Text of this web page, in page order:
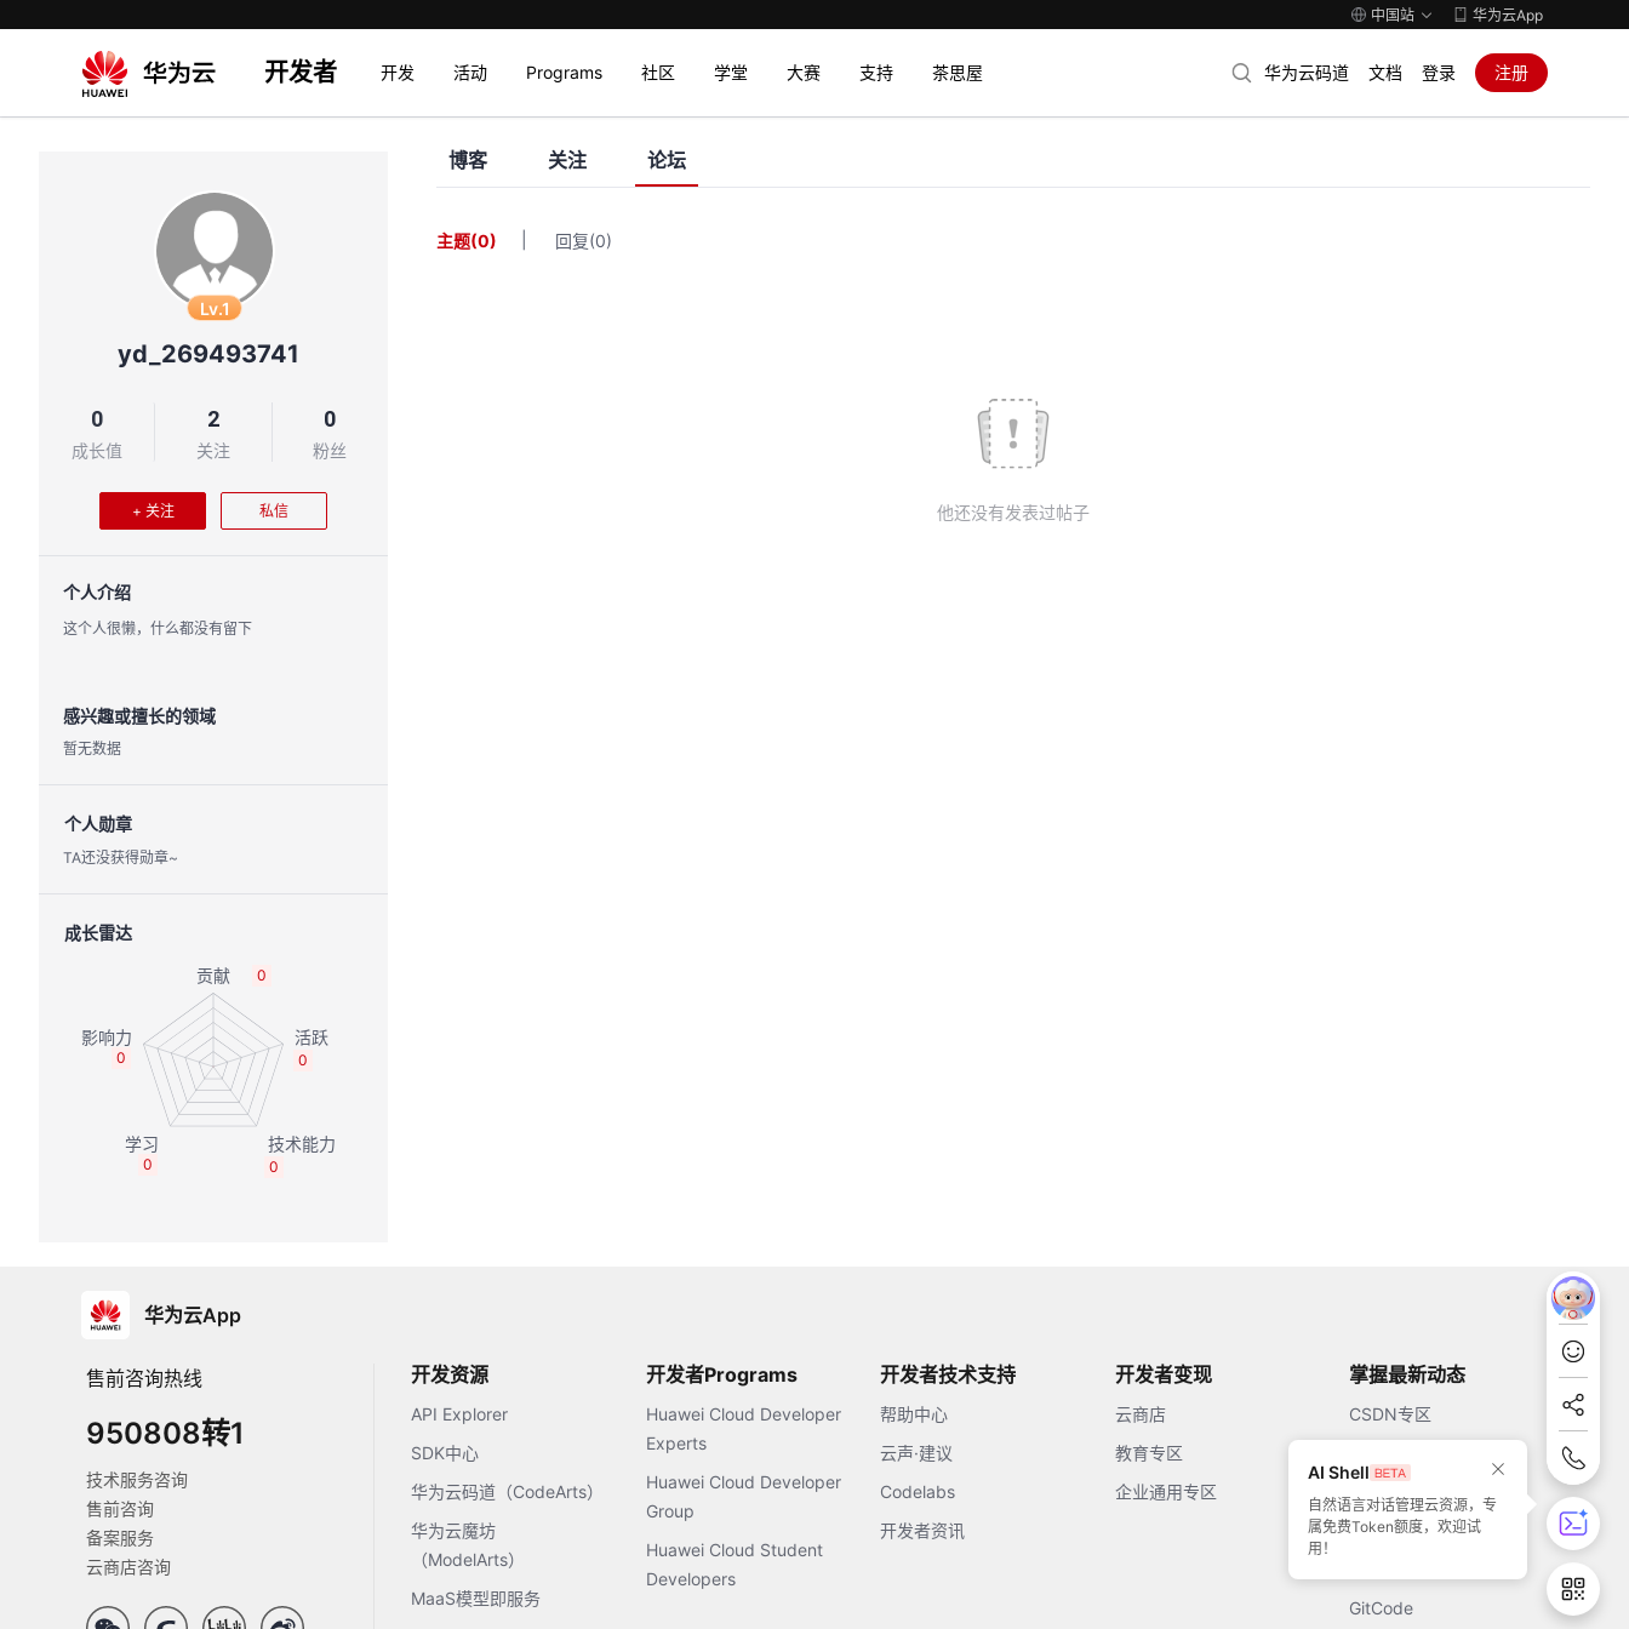
中国站 华为云App
开发者 开发 活动 Programs 社区 学堂 大赛 支持 茶思屋 华为云码道 文档 登录 注册
Lv.1
yd_269493741
0
成长值
2
关注
0
粉丝
+ 关注 私信
个人介绍
这个人很懒，什么都没有留下
感兴趣或擅长的领域
暂无数据
个人勋章
TA还没获得勋章~
成长雷达
0
0
0
0
0
博客 关注 论坛
主题(0) 回复(0)
他还没有发表过帖子
华为云App
售前咨询热线
950808转1
技术服务咨询
售前咨询
备案服务
云商店咨询
开发资源
API Explorer
SDK中心
华为云码道（CodeArts）
华为云魔坊
（ModelArts）
MaaS模型即服务
开发者Programs
Huawei Cloud Developer
Experts
Huawei Cloud Developer
Group
Huawei Cloud Student
Developers
开发者技术支持
帮助中心
云声·建议
Codelabs
开发者资讯
开发者变现
云商店
教育专区
企业通用专区
掌握最新动态
CSDN专区
51CTO
GitCode
AI Shell
自然语言对话管理云资源，专
属免费Token额度，欢迎试
用！